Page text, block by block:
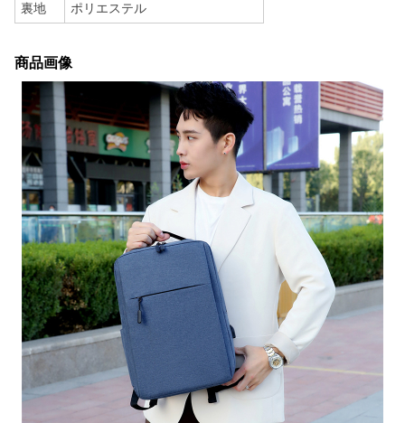
裏地 ポリエステル
商品画像